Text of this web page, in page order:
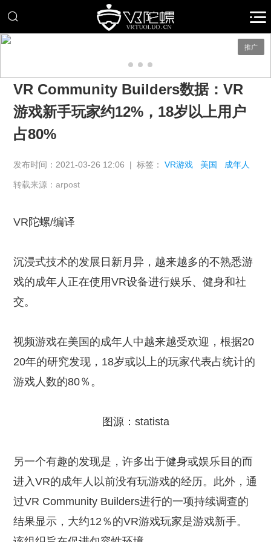
推广
VR Community Builders数据：VR
游戏新手玩家约12%，18岁以上用户
占80%
发布时间：2021-03-26 12:06 | 标签：VR游戏 美国 成年人
转载来源：arpost
VR 陀螺/编译
沉浸式技术的发展日新月异，越来越多的不熟悉游
戏的成年人正在使用VR设备进行娱乐、健身和社
交。
视频游戏在美国的成年人中越来越受欢迎，根据20
20年的研究发现， 18岁或以上的玩家代表占统计的
游戏 人数的80％。
图源： statista
另一个有趣的发现是，许多出于健身或娱乐目的而
进入VR的成年人以前没有玩游戏的经历。此外，通
过VR Community Builders进行的一项持续调查的
结果显示，大约12 ％的VR游戏玩家是游戏新手。